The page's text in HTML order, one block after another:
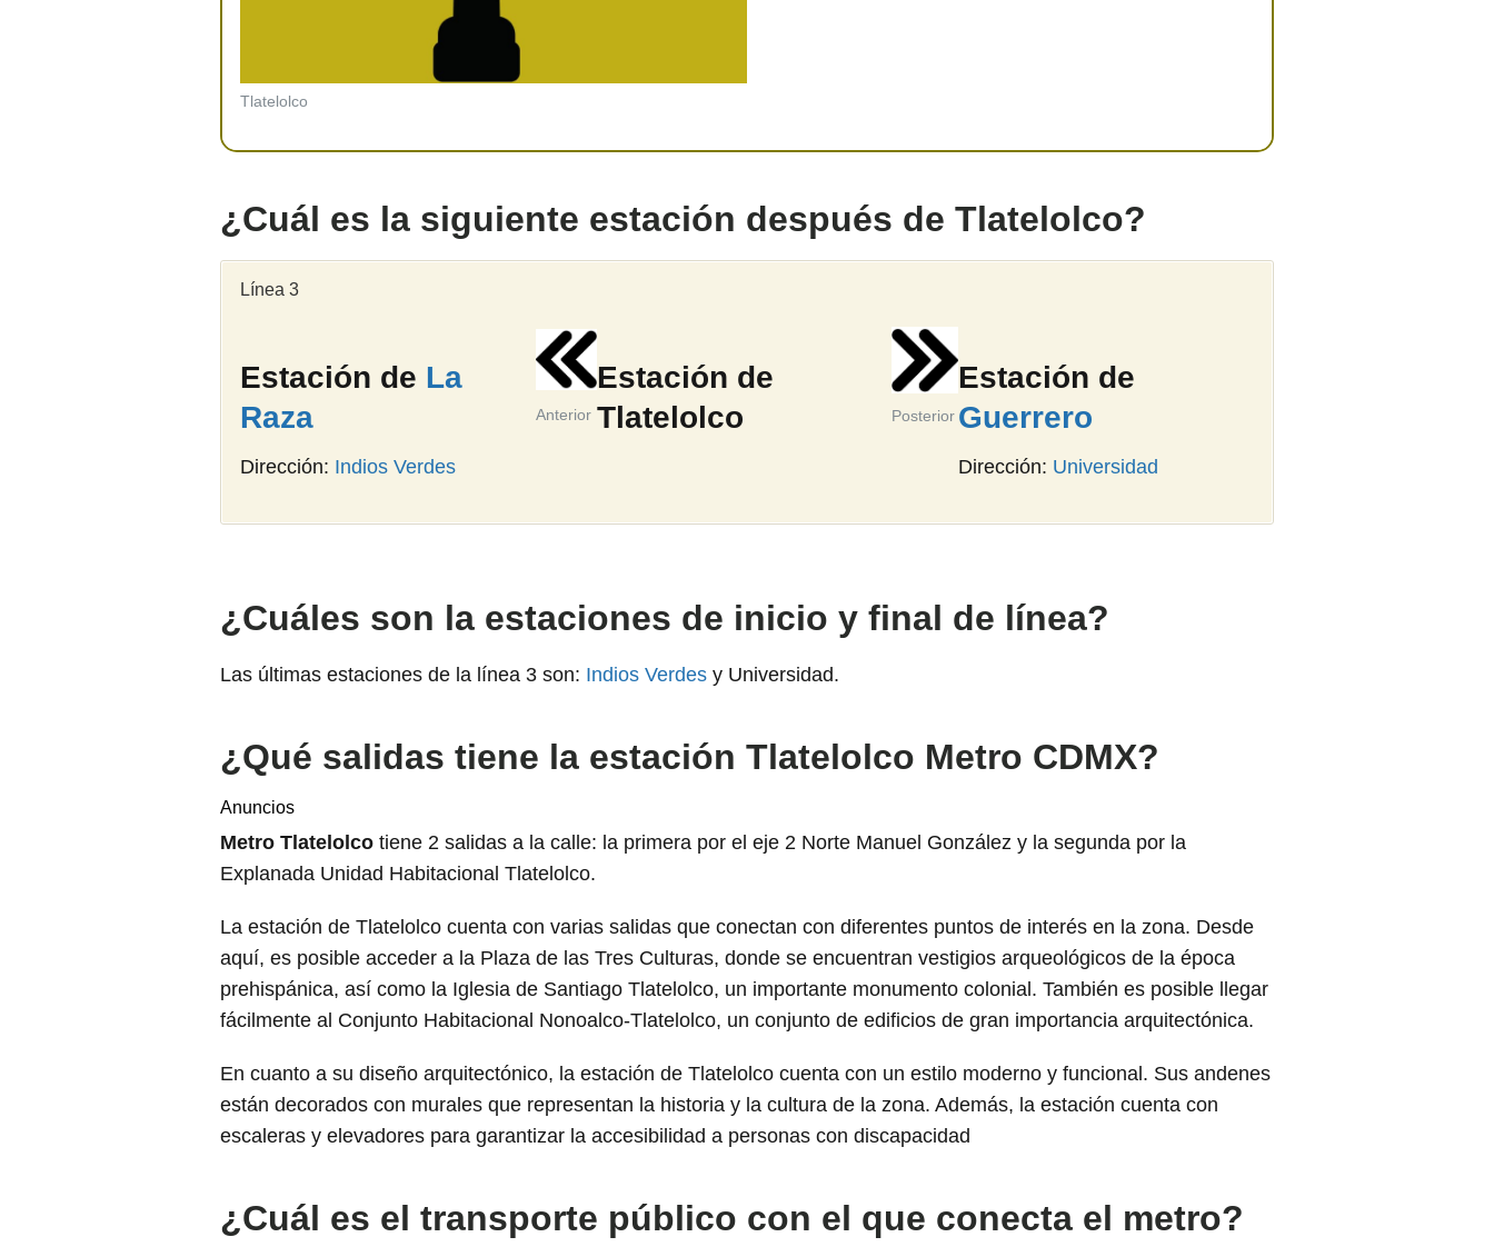
Tlatelolco
¿Cuál es la siguiente estación después de Tlatelolco?
Línea 3
Estación de La
Raza
Dirección: Indios Verdes
Anterior
Estación de
Tlatelolco
Posterior
Estación de
Guerrero
Dirección: Universidad
¿Cuáles son la estaciones de inicio y final de línea?
Las últimas estaciones de la línea 3 son: Indios Verdes y Universidad.
¿Qué salidas tiene la estación Tlatelolco Metro CDMX?
Anuncios
Metro Tlatelolco tiene 2 salidas a la calle: la primera por el eje 2 Norte Manuel González y la segunda por la
Explanada Unidad Habitacional Tlatelolco.
La estación de Tlatelolco cuenta con varias salidas que conectan con diferentes puntos de interés en la zona. Desde
aquí, es posible acceder a la Plaza de las Tres Culturas, donde se encuentran vestigios arqueológicos de la época
prehispánica, así como la Iglesia de Santiago Tlatelolco, un importante monumento colonial. También es posible llegar
fácilmente al Conjunto Habitacional Nonoalco-Tlatelolco, un conjunto de edificios de gran importancia arquitectónica.
En cuanto a su diseño arquitectónico, la estación de Tlatelolco cuenta con un estilo moderno y funcional. Sus andenes
están decorados con murales que representan la historia y la cultura de la zona. Además, la estación cuenta con
escaleras y elevadores para garantizar la accesibilidad a personas con discapacidad
¿Cuál es el transporte público con el que conecta el metro?